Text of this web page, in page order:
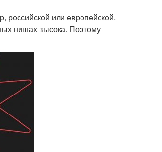
российской или европейской.
нишах высока. Поэтому